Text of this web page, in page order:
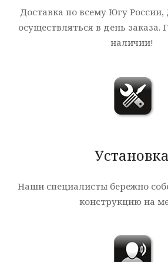
Доставка по всему Югу
осуществляться в день заказа.
наличии!
Установка
Наши специалисты бережно
конструкцию на